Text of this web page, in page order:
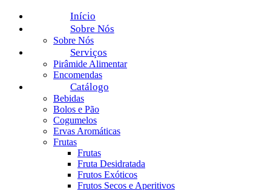
Início
Sobre Nós
Sobre Nós
Serviços
Pirâmide Alimentar
Encomendas
Catálogo
Bebidas
Bolos e Pão
Cogumelos
Ervas Aromáticas
Frutas
Frutas
Fruta Desidratada
Frutos Exóticos
Frutos Secos e Aperitivos